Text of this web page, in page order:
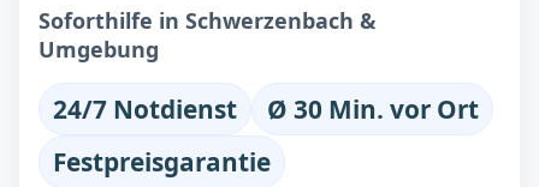
Soforthilfe in Schwerzenbach &
Umgebung
24/7 Notdienst
Ø 30 Min. vor Ort
Festpreisgarantie